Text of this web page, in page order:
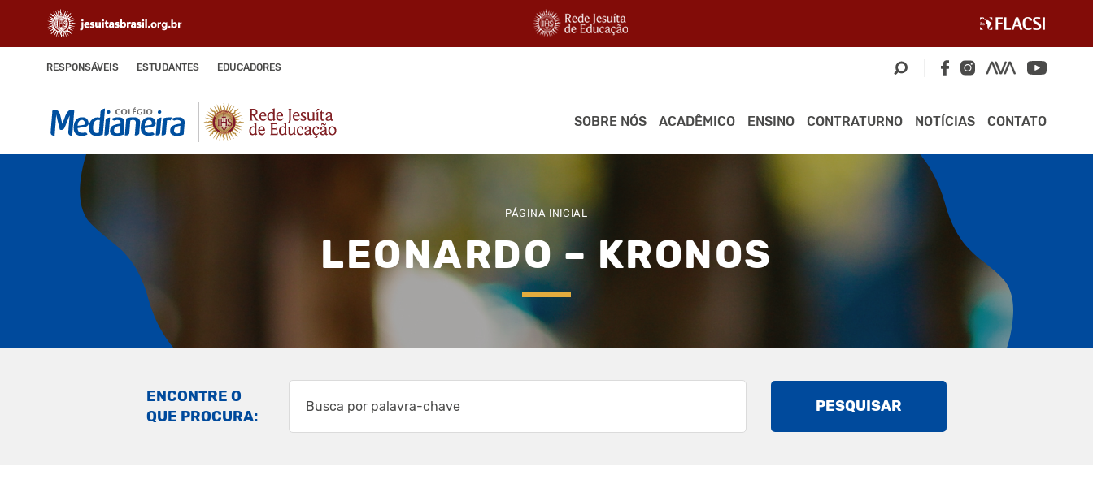
RESPONSÁVEIS ESTUDANTES EDUCADORES
SOBRE NÓS ACADÊMICO ENSINO CONTRATURNO NOTÍCIAS CONTATO
PÁGINA INICIAL
LEONARDO – KRONOS
ENCONTRE O
QUE PROCURA:
PESQUISAR